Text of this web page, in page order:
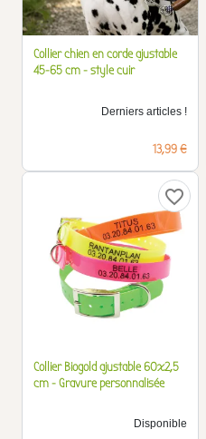
Collier chien en corde ajustable
45-65 cm - style cuir
Derniers articles !
Prix
13,99 €
favorite_border
Collier Biogold ajustable 60x2,5
cm - Gravure personnalisée
Disponible